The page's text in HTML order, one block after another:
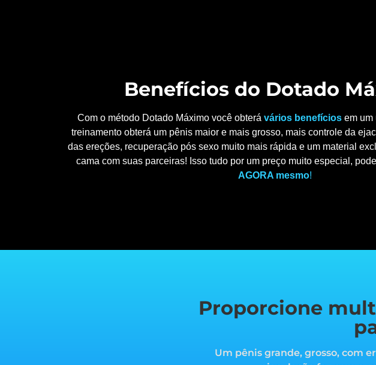
Benefícios do Dotado
Com o método Dotado Máximo você obterá vários benefíciosem um
treinamento obterá um pênis maior e mais grosso, mais controle da
das ereções, recuperação pós sexo muito mais rápida e um material
cama com suas parceiras! Isso tudo por um preço muito especial,
AGORA mesmo!
Proporcione
Um pênis grande, grosso, com